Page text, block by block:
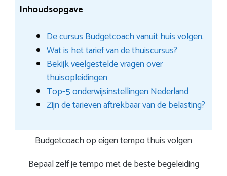
Inhoudsopgave
De cursus Budgetcoach vanuit huis volgen.
Wat is het tarief van de thuiscursus?
Bekijk veelgestelde vragen over
thuisopleidingen
Top-5 onderwijsinstellingen Nederland
Zijn de tarieven aftrekbaar van de belasting?
Budgetcoach op eigen tempo thuis volgen
Bepaal zelf je tempo met de beste begeleiding